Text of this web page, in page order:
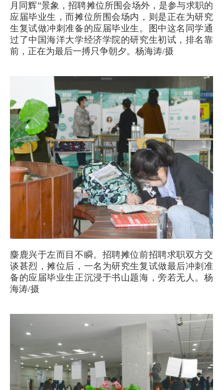
月同辉”景象，招聘摊位所围会场外，是参与求职的
应届毕业生，而摊位所围会场内，则是正在为研究
生复试做冲刺准备的应届毕业生。图中这名同学通
过了中国海洋大学经济学院的研究生初试，排名靠
前，正在为最后一搏只争朝夕。杨海涛/摄
麋鹿兴于左而目不瞬。招聘摊位前招聘求职双方交
谈甚烈，摊位后，一名为研究生复试做最后冲刺准
备的应届毕业生正沉浸于书山题海，旁若无人。杨
海涛/摄